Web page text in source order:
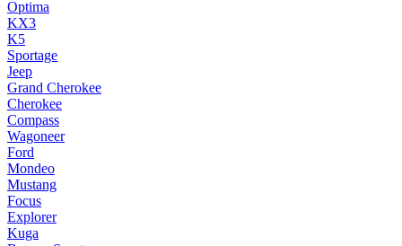
Optima
KX3
K5
Sportage
Jeep
Grand Cherokee
Cherokee
Compass
Wagoneer
Ford
Mondeo
Mustang
Focus
Explorer
Kuga